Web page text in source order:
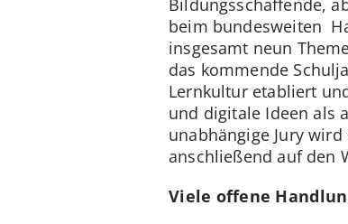
Bildungsschaffende,
beim bundesweiten
insgesamt neun
das kommende
Lernkultur etabliert
und digitale Ideen als
unabhängige Jury
anschließend auf den
Viele offene